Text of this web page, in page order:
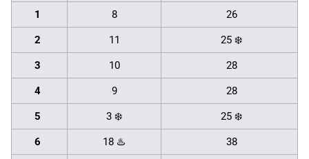
1 8 26
2 11 25 ❄️
3 10 28
4 9 28
5 3 ❄️ 25 ❄️
6 18 ♨️ 38